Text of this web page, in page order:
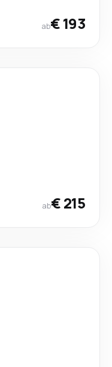
ab€ 193
ab€ 215